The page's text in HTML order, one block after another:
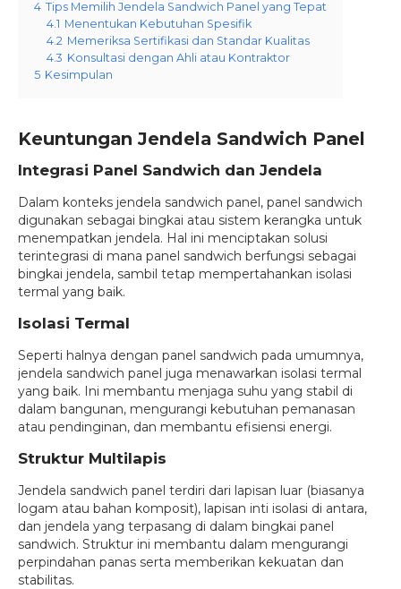
4 Tips Memilih Jendela Sandwich Panel yang Tepat
4.1 Menentukan Kebutuhan Spesifik
4.2 Memeriksa Sertifikasi dan Standar Kualitas
4.3 Konsultasi dengan Ahli atau Kontraktor
5 Kesimpulan
Keuntungan Jendela Sandwich Panel
Integrasi Panel Sandwich dan Jendela
Dalam konteks jendela sandwich panel, panel sandwich
digunakan sebagai bingkai atau sistem kerangka untuk
menempatkan jendela. Hal ini menciptakan solusi
terintegrasi di mana panel sandwich berfungsi sebagai
bingkai jendela, sambil tetap mempertahankan isolasi
termal yang baik.
Isolasi Termal
Seperti halnya dengan panel sandwich pada umumnya,
jendela sandwich panel juga menawarkan isolasi termal
yang baik. Ini membantu menjaga suhu yang stabil di
dalam bangunan, mengurangi kebutuhan pemanasan
atau pendinginan, dan membantu efisiensi energi.
Struktur Multilapis
Jendela sandwich panel terdiri dari lapisan luar (biasanya
logam atau bahan komposit), lapisan inti isolasi di antara,
dan jendela yang terpasang di dalam bingkai panel
sandwich. Struktur ini membantu dalam mengurangi
perpindahan panas serta memberikan kekuatan dan
stabilitas.